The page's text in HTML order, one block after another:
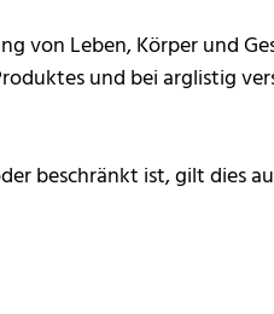
von Leben, Körper und
und bei arglistig
beschränkt ist, gilt